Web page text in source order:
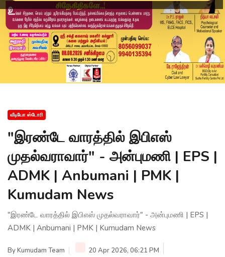
வீடியோ ஸ்டோரி
"இரண்டே வாரத்தில் இபிஎஸ்
முதல்வராவார்" - அன்புமணி | EPS |
ADMK | Anbumani | PMK |
Kumudam News
"இரண்டே வாரத்தில் இபிஎஸ் முதல்வராவார்" - அன்புமணி | EPS |
ADMK | Anbumani | PMK | Kumudam News
ByKumudam Team
20 Apr 2026, 06:21 PM